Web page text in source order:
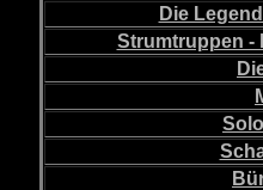
Die
Strumtruppen -